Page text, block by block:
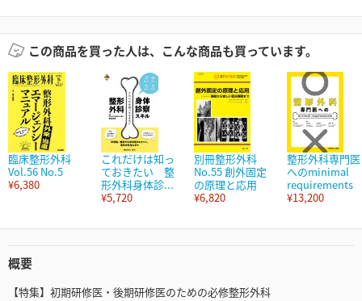
この商品を買った人は、こんな商品も買っています。
臨床整形外科
Vol.56 No.5
¥6,380
これだけは知っ
ておきたい 整
形外科身体診...
¥5,720
別冊整形外科
No.55 創外固定
の原理と応用
¥6,820
整形外科専門医
へのminimal
requirements
¥13,200
概要
【特集】初期研修医・後期研修医のための必修整形外科